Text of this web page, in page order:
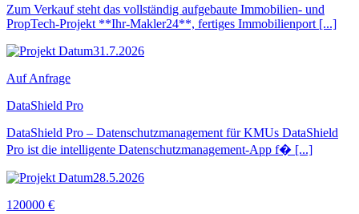
Zum Verkauf steht das vollständig aufgebaute Immobilien- und
PropTech-Projekt **Ihr-Makler24**, fertiges Immobilienport [...]
31.7.2026
Auf Anfrage
DataShield Pro
DataShield Pro – Datenschutzmanagement für KMUs DataShield
Pro ist die intelligente Datenschutzmanagement-App f� [...]
28.5.2026
120000 €